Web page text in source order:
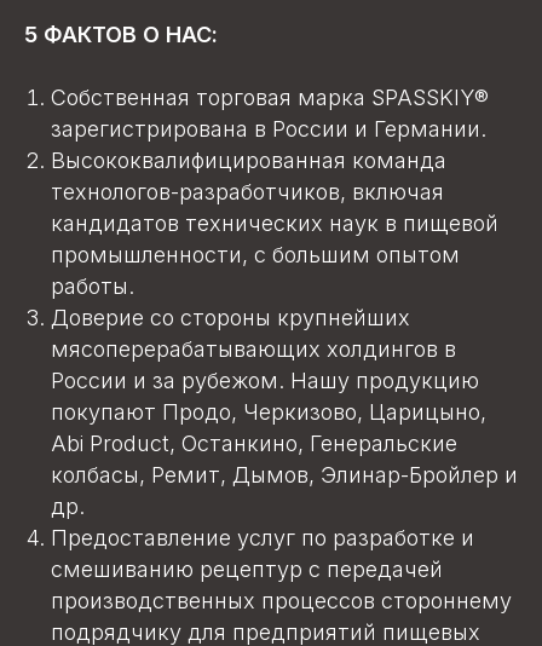
5 ФАКТОВ О НАС:
Собственная торговая марка SPASSKIY®
зарегистрирована в России и Германии.
Высококвалифицированная команда
технологов-разработчиков, включая
кандидатов технических наук в пищевой
промышленности, с большим опытом
работы.
Доверие со стороны крупнейших
мясоперерабатывающих холдингов в
России и за рубежом. Нашу продукцию
покупают Продо, Черкизово, Царицыно,
Abi Product, Останкино, Генеральские
колбасы, Ремит, Дымов, Элинар-Бройлер и
др.
Предоставление услуг по разработке и
смешиванию рецептур с передачей
производственных процессов стороннему
подрядчику для предприятий пищевых